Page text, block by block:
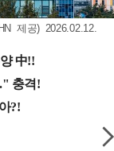
제공) 2026.02.12.